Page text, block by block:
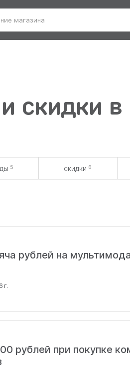
скидки в
5 скидки 6
рублей на
г.
рублей при покупке